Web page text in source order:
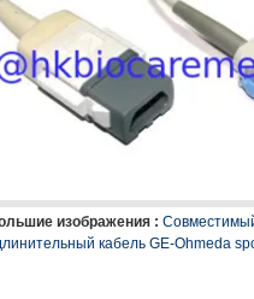
изображения :
кабель GE-Ohmeda